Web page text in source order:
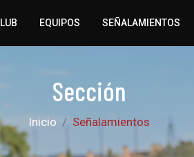
EQUIPOS SEÑALAMIENTOS
Sección
Inicio Señalamientos